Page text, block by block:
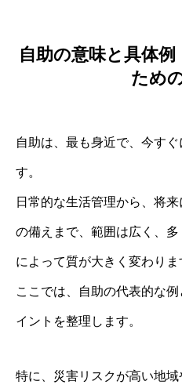
自助の意味と具体
ため
自助は、最も身近で、今す
す。
日常的な生活管理から、将
の備えまで、範囲は広く、
によって質が大きく変わりま
ここでは、自助の代表的な
イントを整理します。
特に、災害リスクが高い地